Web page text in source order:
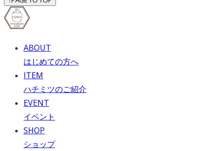
ABOUT
はじめての方へ
ITEM
ハチミツのご紹介
EVENT
イベント
SHOP
ショップ